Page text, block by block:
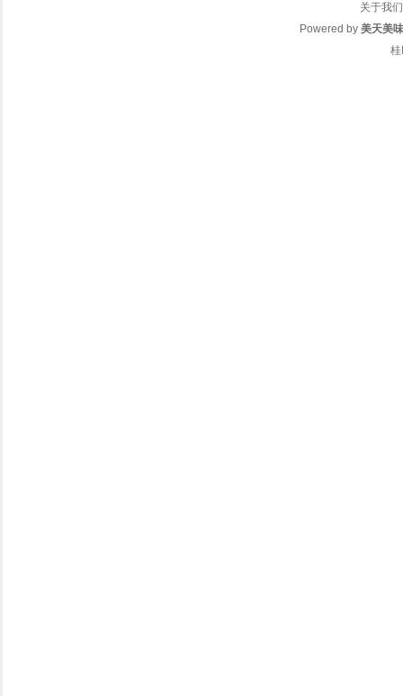
关于我们
Powered by 美天美味